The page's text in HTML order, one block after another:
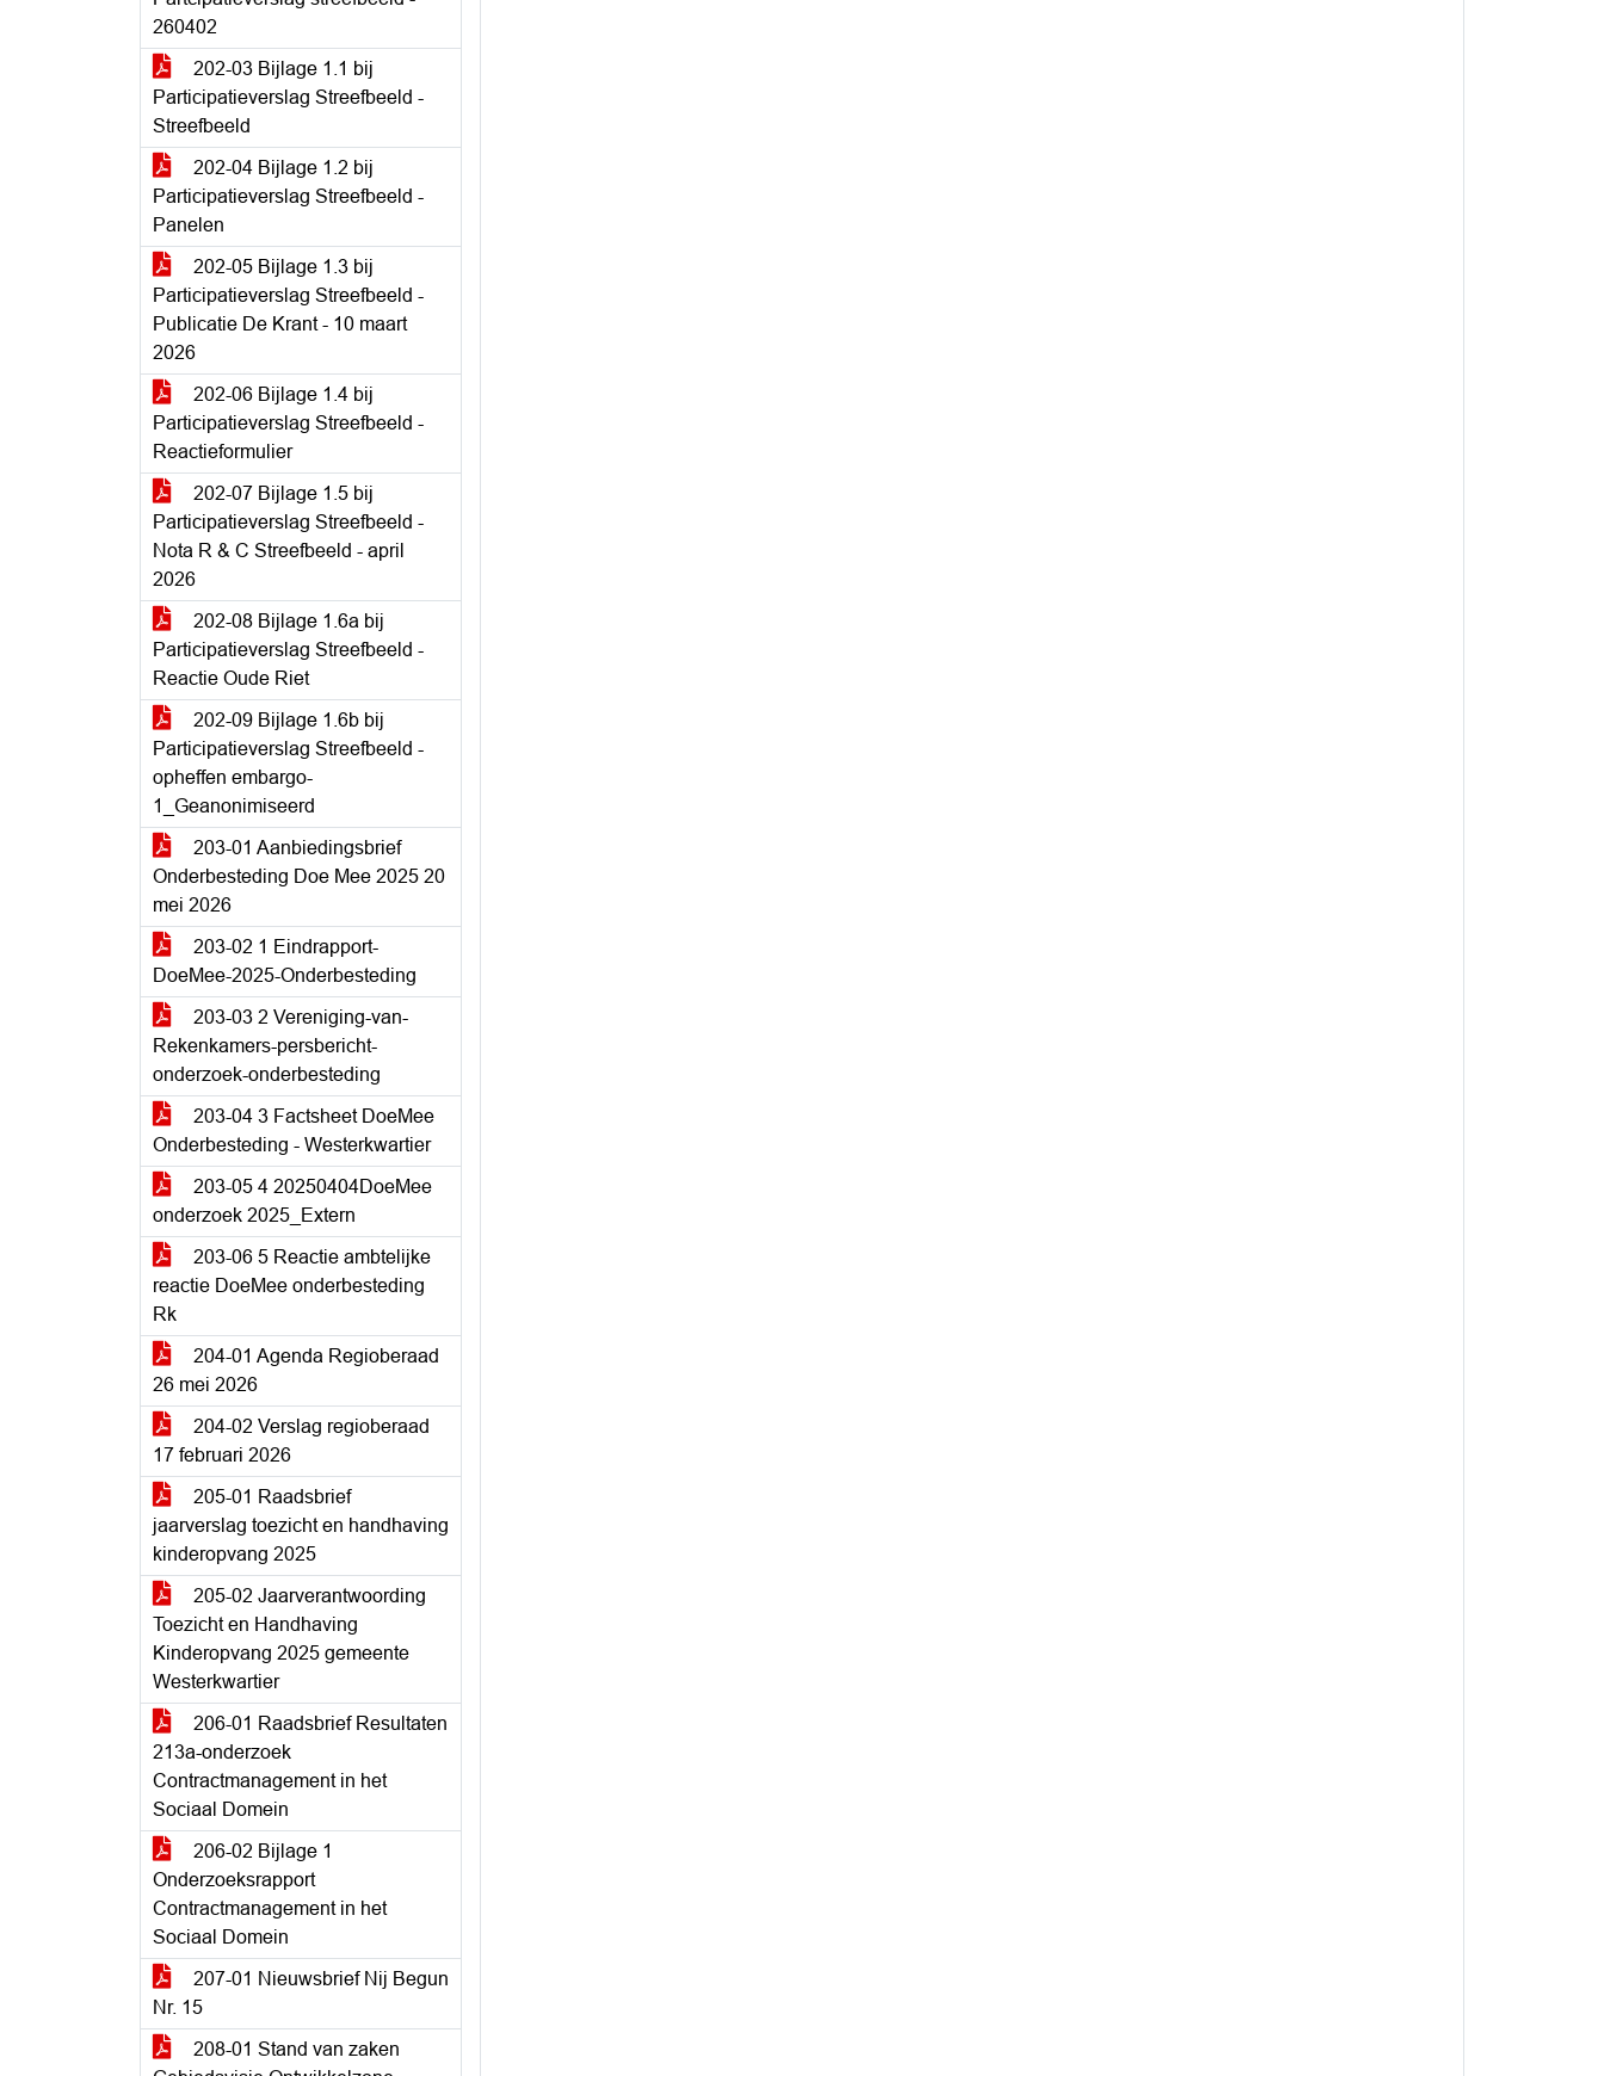
260402
202-03 Bijlage 1.1 bij
Participatieverslag Streefbeeld -
Streefbeeld
202-04 Bijlage 1.2 bij
Participatieverslag Streefbeeld -
Panelen
202-05 Bijlage 1.3 bij
Participatieverslag Streefbeeld -
Publicatie De Krant - 10 maart
2026
202-06 Bijlage 1.4 bij
Participatieverslag Streefbeeld -
Reactieformulier
202-07 Bijlage 1.5 bij
Participatieverslag Streefbeeld -
Nota R & C Streefbeeld - april
2026
202-08 Bijlage 1.6a bij
Participatieverslag Streefbeeld -
Reactie Oude Riet
202-09 Bijlage 1.6b bij
Participatieverslag Streefbeeld -
opheffen embargo-
1_Geanonimiseerd
203-01 Aanbiedingsbrief
Onderbesteding Doe Mee 2025 20
mei 2026
203-02 1 Eindrapport-
DoeMee-2025-Onderbesteding
203-03 2 Vereniging-van-
Rekenkamers-persbericht-
onderzoek-onderbesteding
203-04 3 Factsheet DoeMee
Onderbesteding - Westerkwartier
203-05 4 20250404DoeMee
onderzoek 2025_Extern
203-06 5 Reactie ambtelijke
reactie DoeMee onderbesteding
Rk
204-01 Agenda Regioberaad
26 mei 2026
204-02 Verslag regioberaad
17 februari 2026
205-01 Raadsbrief
jaarverslag toezicht en handhaving
kinderopvang 2025
205-02 Jaarverantwoording
Toezicht en Handhaving
Kinderopvang 2025 gemeente
Westerkwartier
206-01 Raadsbrief Resultaten
213a-onderzoek
Contractmanagement in het
Sociaal Domein
206-02 Bijlage 1
Onderzoeksrapport
Contractmanagement in het
Sociaal Domein
207-01 Nieuwsbrief Nij Begun
Nr. 15
208-01 Stand van zaken